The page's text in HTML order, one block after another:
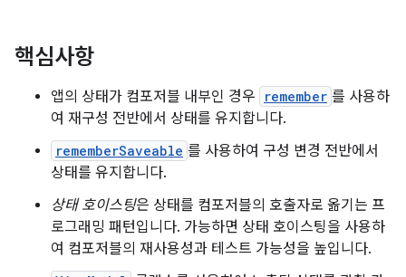
핵심사항
앱의 상태가 컴포저블 내부인 경우 remember 를 사용하
여 재구성 전반에서 상태를 유지합니다.
rememberSaveable 를 사용하여 구성 변경 전반에서
상태를 유지합니다.
상태 호이스팅은 상태를 컴포저블의 호출자로 옮기는 프
로그래밍 패턴입니다. 가능하면 상태 호이스팅을 사용하
여 컴포저블의 재사용성과 테스트 가능성을 높입니다.